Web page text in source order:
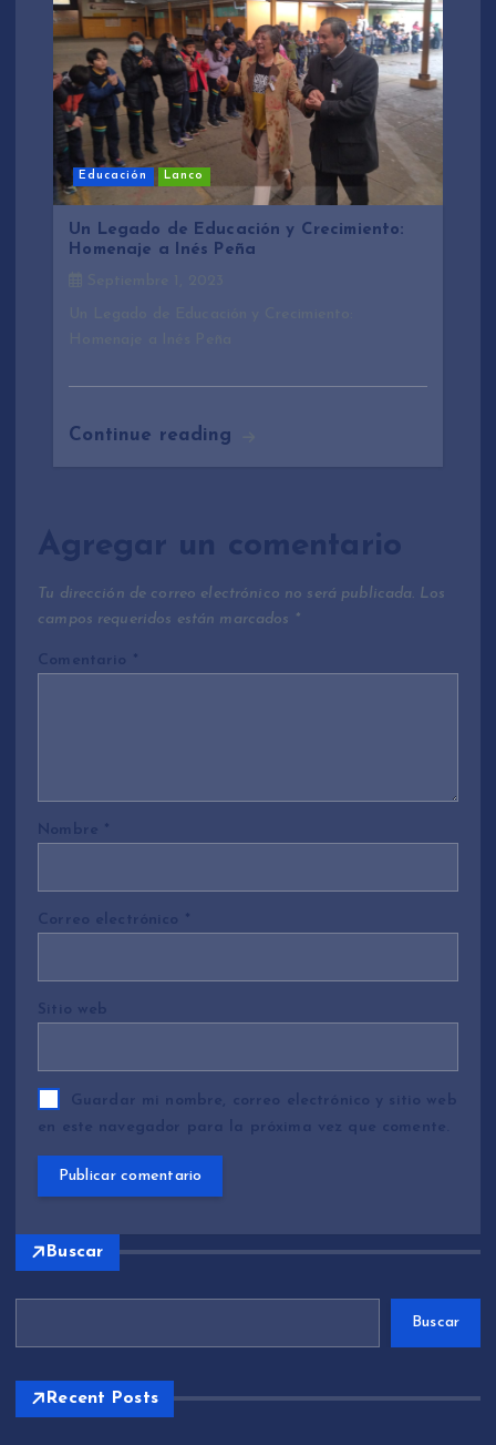
Educación Lanco
Un Legado de Educación y Crecimiento:
Homenaje a Inés Peña
Continue reading
Agregar un comentario
Tu dirección de correo electrónico no será publicada. Los
campos requeridos están marcados *
Comentario *
Nombre *
Correo electrónico *
Sitio web
Guardar mi nombre, correo electrónico y sitio web
en este navegador para la próxima vez que comente.
Buscar
Buscar
Recent Posts